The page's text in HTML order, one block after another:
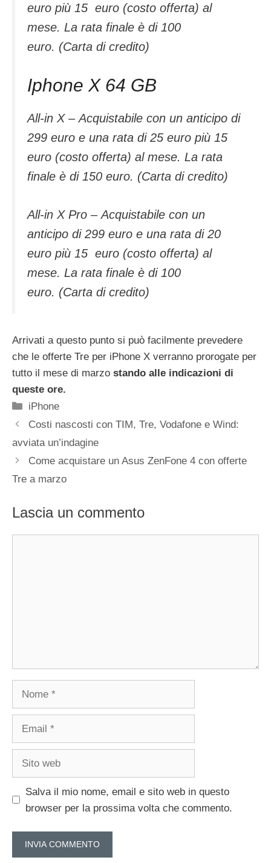
euro più 15 euro (costo offerta) al
mese. La rata finale è di 100
euro. (Carta di credito)
Iphone X 64 GB
All-in X – Acquistabile con un anticipo di
299 euro e una rata di 25 euro più 15
euro (costo offerta) al mese. La rata
finale è di 150 euro. (Carta di credito)
All-in X Pro – Acquistabile con un
anticipo di 299 euro e una rata di 20
euro più 15 euro (costo offerta) al
mese. La rata finale è di 100
euro. (Carta di credito)
Arrivati a questo punto si può facilmente prevedere
che le offerte Tre per iPhone X verranno prorogate per
tutto il mese di marzo stando alle indicazioni di
queste ore.
Categorie
iPhone
Costi nascosti con TIM, Tre, Vodafone e Wind:
avviata un’indagine
Come acquistare un Asus ZenFone 4 con offerte
Tre a marzo
Lascia un commento
Nome
Email
Sito
Salva il mio nome, email e sito web in questo
browser per la prossima volta che commento.